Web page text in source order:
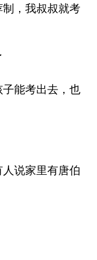
，我叔叔就考
能考出去，也
说家里有唐伯